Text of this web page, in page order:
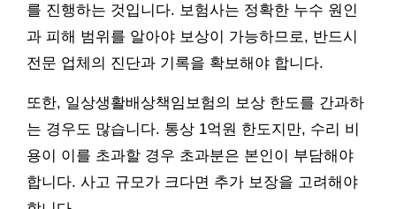
를 진행하는 것입니다. 보험사는 정확한 누수 원인
과 피해 범위를 알아야 보상이 가능하므로, 반드시
전문 업체의 진단과 기록을 확보해야 합니다.
또한, 일상생활배상책임보험의 보상 한도를 간과하
는 경우도 많습니다. 통상 1억원 한도지만, 수리 비
용이 이를 초과할 경우 초과분은 본인이 부담해야
합니다. 사고 규모가 크다면 추가 보장을 고려해야